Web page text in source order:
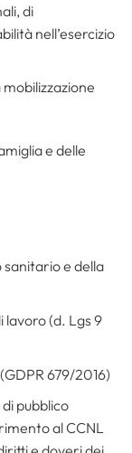
di
nell’esercizio
e delle
e della
lavoro (d. Lgs 9
679/2016)
pubblico
al CCNL